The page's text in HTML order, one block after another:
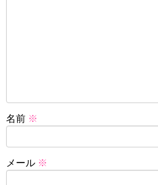
名前 ※
メール ※